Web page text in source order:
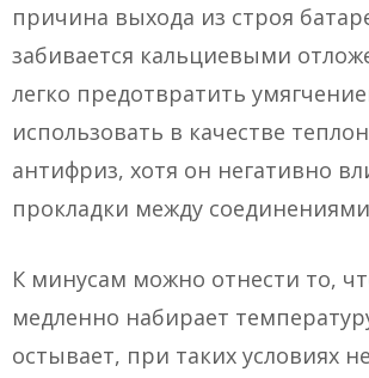
причина выхода из строя
забивается кальциевыми
легко предотвратить
использовать в качестве
антифриз, хотя он негативно
прокладки между
К минусам можно отнести то,
медленно набирает
остывает, при таких условиях